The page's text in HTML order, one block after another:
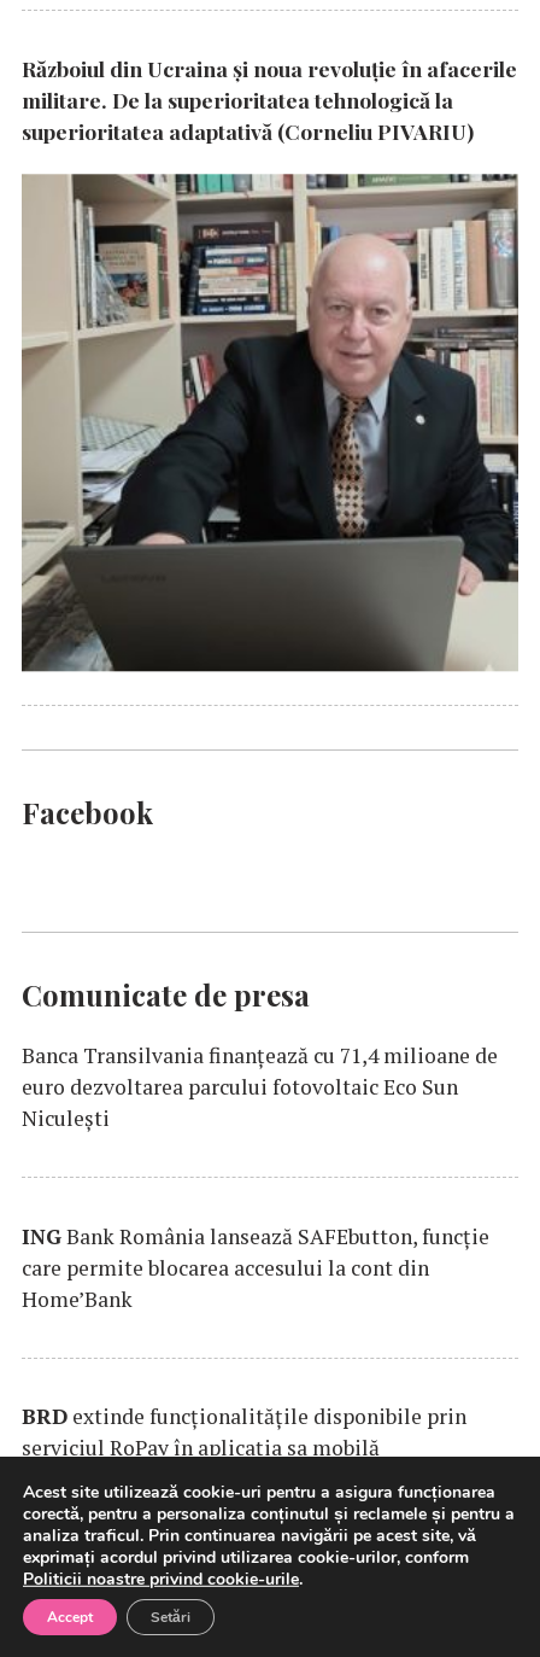
Războiul din Ucraina și noua revoluție în afacerile
militare. De la superioritatea tehnologică la
superioritatea adaptativă (Corneliu PIVARIU)
Facebook
Comunicate de presa
Banca Transilvania finanțează cu 71,4 milioane de
euro dezvoltarea parcului fotovoltaic Eco Sun
Niculești
INGBank România lansează SAFEbutton, funcţie
care permite blocarea accesului la cont din
Home’Bank
BRD extinde funcţionalităţile disponibile prin
serviciul RoPay în aplicaţia sa mobilă
Banca Transilvania şi Endeavor România
colaborează pentru a facilita accesul
antreprenorilor la pieţe internaţionale
Acest site utilizează cookie-uri pentru a asigura funcționarea
corectă, pentru a personaliza conținutul și reclamele și pentru a
analiza traficul. Prin continuarea navigării pe acest site, vă
exprimați acordul privind utilizarea cookie-urilor, conform
Politicii noastre privind cookie-urile.
Accept Setări